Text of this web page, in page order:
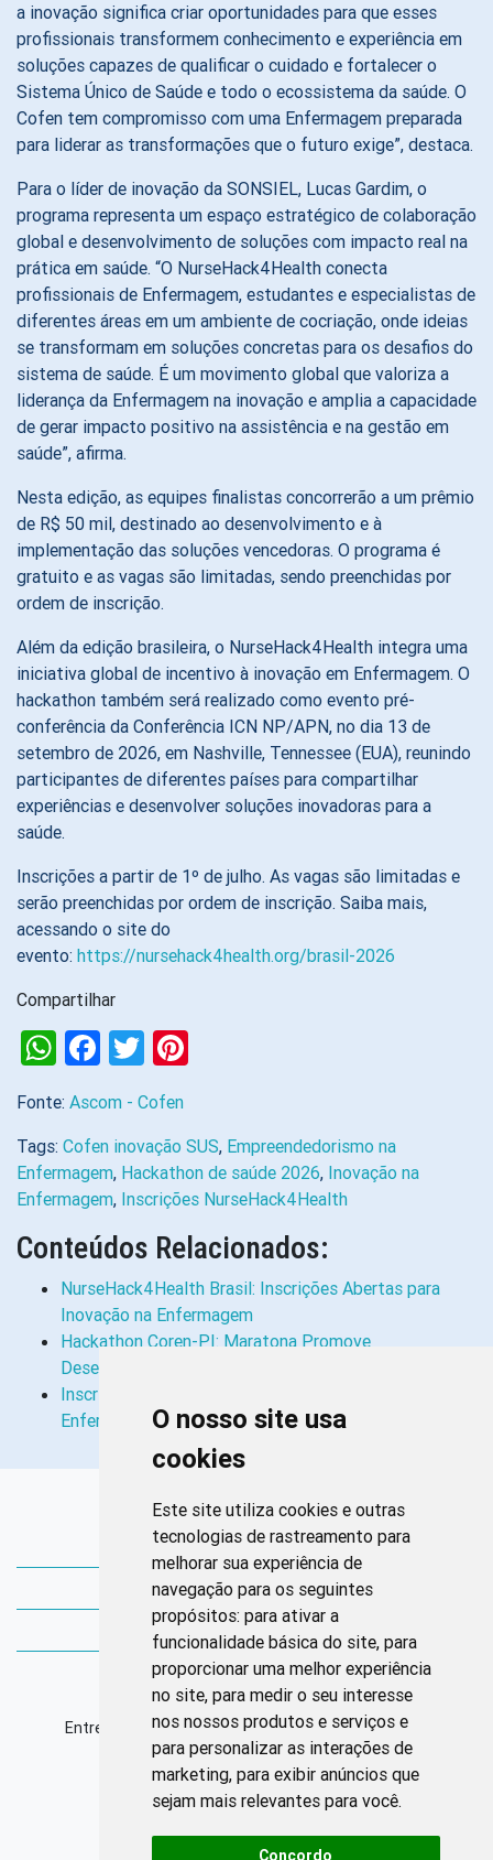
O nosso site usa
cookies
Este site utiliza cookies e outras
tecnologias de rastreamento para
melhorar sua experiência de
navegação para os seguintes
propósitos: para ativar a
funcionalidade básica do site, para
proporcionar uma melhor experiência
no site, para medir o seu interesse
nos nossos produtos e serviços e
para personalizar as interações de
marketing, para exibir anúncios que
sejam mais relevantes para você.
Concordo
a inovação significa criar oportunidades para que esses
profissionais transformem conhecimento e experiência em
soluções capazes de qualificar o cuidado e fortalecer o
Sistema Único de Saúde e todo o ecossistema da saúde. O
Cofen tem compromisso com uma Enfermagem preparada
para liderar as transformações que o futuro exige”, destaca.
Para o líder de inovação da SONSIEL, Lucas Gardim, o
programa representa um espaço estratégico de colaboração
global e desenvolvimento de soluções com impacto real na
prática em saúde. “O NurseHack4Health conecta
profissionais de Enfermagem, estudantes e especialistas de
diferentes áreas em um ambiente de cocriação, onde ideias
se transformam em soluções concretas para os desafios do
sistema de saúde. É um movimento global que valoriza a
liderança da Enfermagem na inovação e amplia a capacidade
de gerar impacto positivo na assistência e na gestão em
saúde”, afirma.
Nesta edição, as equipes finalistas concorrerão a um prêmio
de R$ 50 mil, destinado ao desenvolvimento e à
implementação das soluções vencedoras. O programa é
gratuito e as vagas são limitadas, sendo preenchidas por
ordem de inscrição.
Além da edição brasileira, o NurseHack4Health integra uma
iniciativa global de incentivo à inovação em Enfermagem. O
hackathon também será realizado como evento pré-
conferência da Conferência ICN NP/APN, no dia 13 de
setembro de 2026, em Nashville, Tennessee (EUA), reunindo
participantes de diferentes países para compartilhar
experiências e desenvolver soluções inovadoras para a
saúde.
Inscrições a partir de 1º de julho. As vagas são limitadas e
serão preenchidas por ordem de inscrição. Saiba mais,
acessando o site do
evento: https://nursehack4health.org/brasil-2026
Compartilhar
WhatsApp
Facebook
Twitter
Fonte: Ascom - Cofen
Tags: Cofen inovação SUS, Empreendedorismo na
Enfermagem, Hackathon de saúde 2026, Inovação na
Enfermagem, Inscrições NurseHack4Health
Conteúdos Relacionados:
NurseHack4Health Brasil: Inscrições Abertas para
Inovação na Enfermagem
Hackathon Coren-PI: Maratona Promove
Desenvolvimento de Soluções Inovadoras Para a…
Inscrições Abertas Para a Quarta Edição do Pós-Tec
Enfermagem
Links Rápidos
Bibliotecas Corens
Bases da Saúde
Bases de conhecimento
Endereço
Entrequadra Sul 208/209, Asa Sul, CEP: 70390-100
Horário de Funcionamento
Segunda à sexta: 8h às 17h